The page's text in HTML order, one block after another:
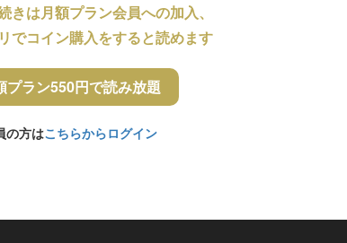
きは月額プラン会員への加入、
でコイン購入をすると読めます
プラン550円で読み放題
の方はこちらからログイン